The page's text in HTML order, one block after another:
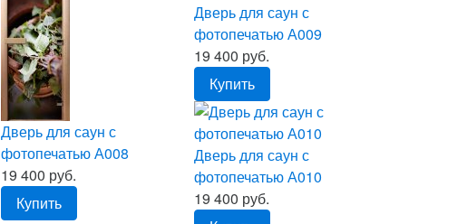
Дверь для саун с
фотопечатью А008
19 400 руб.
Купить
Дверь для саун с
фотопечатью А009
19 400 руб.
Купить
Дверь для саун с
фотопечатью А010
19 400 руб.